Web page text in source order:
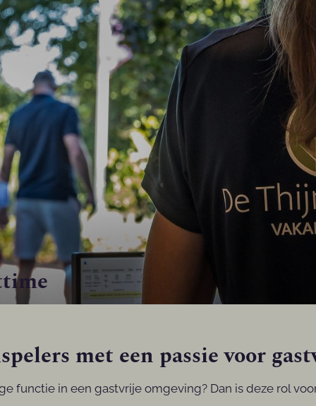
met een passie voor
functie in een gastvrije omgeving? Dan is deze rol